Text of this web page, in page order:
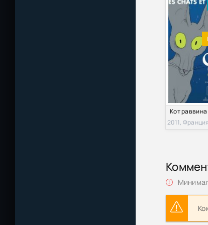
Кот раввина
2011, Франция